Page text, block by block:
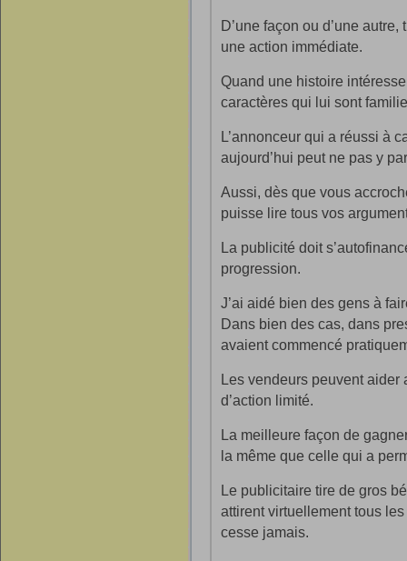
D’une façon ou d’une
une action immédiate.
Quand une histoire
caractères qui lui sont
L’annonceur qui a réussi à
aujourd’hui peut ne pas y
Aussi, dès que vous
puisse lire tous vos
La publicité doit
progression.
J’ai aidé bien des gens à
Dans bien des cas, dans
avaient commencé
Les vendeurs peuvent aider
d’action limité.
La meilleure façon de
la même que celle qui a
Le publicitaire tire de gros
attirent virtuellement tous
cesse jamais.